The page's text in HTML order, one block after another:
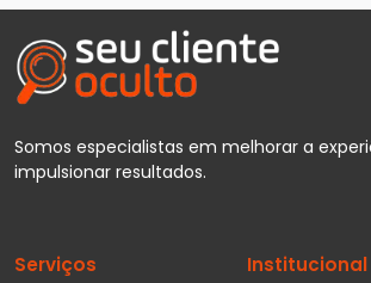
Somos especialistas em melhorar a
impulsionar resultados.
Serviços Institucional